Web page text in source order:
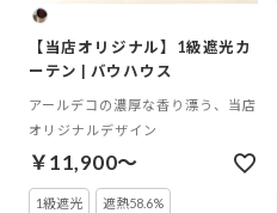
【当店オリジナル】1級遮光カ
ーテン | バウハウス
アールデコの濃厚な香り漂う、当店
オリジナルデザイン
￥11,900～
1級遮光 遮熱58.6%